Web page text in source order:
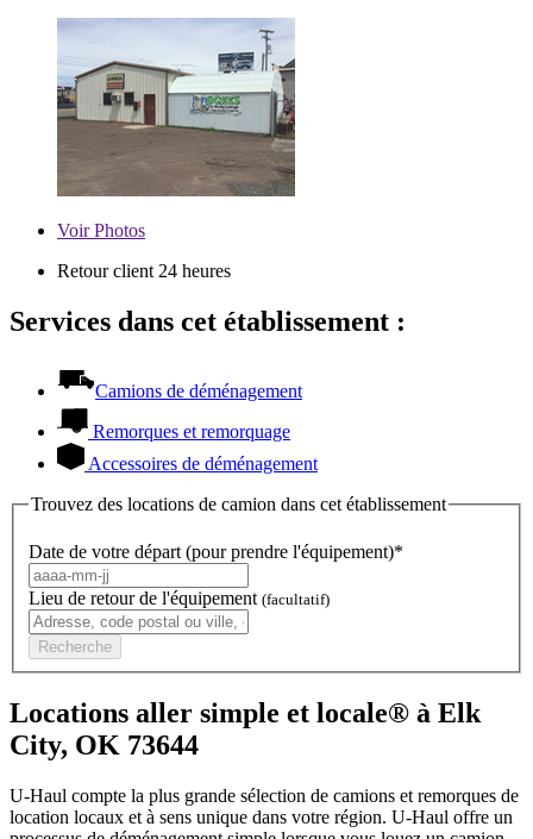
VoirPhotos
Retour client 24 heures
Services dans cet établissement :
Camions de déménagement
Remorques et remorquage
Accessoires de déménagement
Trouvez des locations de camion dans cet établissement
Date de votre départ (pour prendre l'équipement)*
Lieu de retour de l'équipement (facultatif)
Recherche
Locations aller simple et locale® à Elk
City, OK 73644
U-Haul compte la plus grande sélection de camions et remorques de
location locaux et à sens unique dans votre région. U-Haul offre un